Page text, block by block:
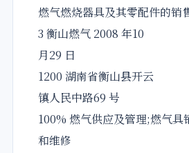
燃气燃烧器具及其零配件的销售
3 衡山燃气 2008 年10
月29 日
1200 湖南省衡山县开云
镇人民中路69 号
100% 燃气供应及管理;燃气具
和维修